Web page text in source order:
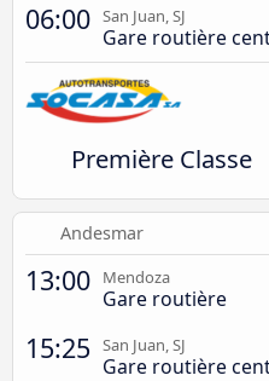
06:00 San Juan, SJ
Gare routière
Première Classe
Andesmar
13:00 Mendoza
Gare routière
15:25 San Juan, SJ
Gare routière